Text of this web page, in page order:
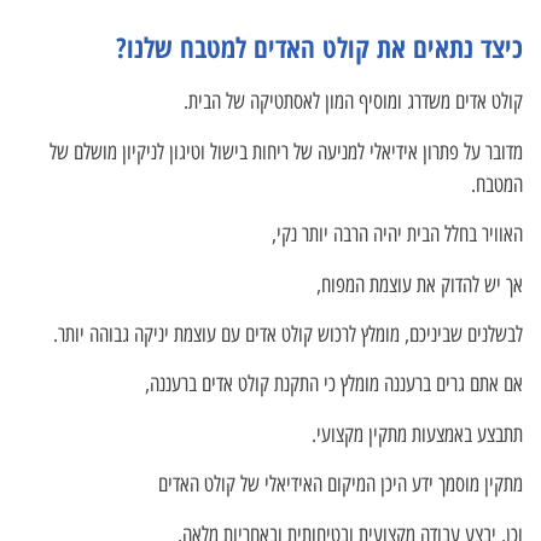
כיצד נתאים את קולט האדים למטבח שלנו?
קולט אדים משדרג ומוסיף המון לאסתטיקה של הבית.
מדובר על פתרון אידיאלי למניעה של ריחות בישול וטיגון לניקיון מושלם של
המטבח.
האוויר בחלל הבית יהיה הרבה יותר נקי,
אך יש להדוק את עוצמת המפוח,
לבשלנים שביניכם, מומלץ לרכוש קולט אדים עם עוצמת יניקה גבוהה יותר.
אם אתם גרים ברעננה מומלץ כי התקנת קולט אדים ברעננה,
תתבצע באמצעות מתקין מקצועי.
מתקין מוסמך ידע היכן המיקום האידיאלי של קולט האדים
וכן, יבצע עבודה מקצועית ובטיחותית ובאחריות מלאה.